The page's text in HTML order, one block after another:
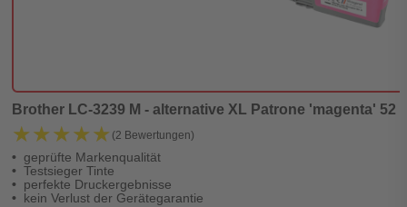
Brother LC-3239 M - alternative XL Patrone 'magenta' 52
★★★★★
★★★★★ (2 Bewertungen)
geprüfte Markenqualität
Testsieger Tinte
perfekte Druckergebnisse
kein Verlust der Gerätegarantie